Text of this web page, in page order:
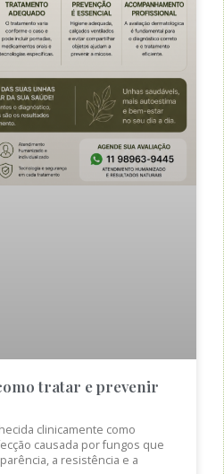
tratar e prevenir
clinicamente como
causada por fungos que
a resistência e a